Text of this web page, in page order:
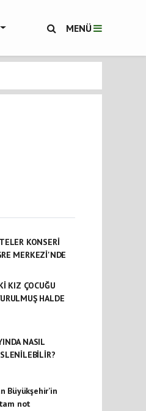
MENÜ
KONSERİ
MERKEZİ'NDE
KIZ ÇOCUĞU
HALDE
NASIL
Büyükşehir’in
not